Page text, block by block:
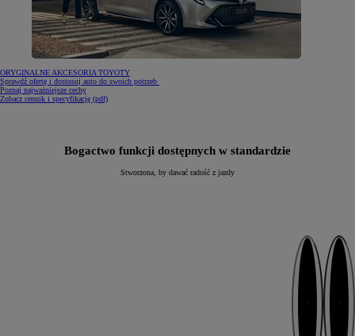
ORYGINALNE AKCESORIA TOYOTY
Sprawdź ofertę i dostosuj auto do swoich potrzeb
Poznaj najważniejsze cechy
Zobacz cennik i specyfikację (pdf)(Opens in new window)
Bogactwo funkcji dostępnych w standardzie
Stworzona, by dawać radość z jazdy
Poprzedni